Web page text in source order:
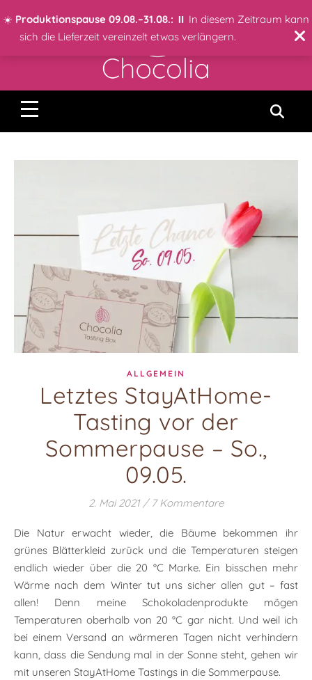
☀️ Produktionspause 09.08.–31.08.: ⏸️ In diesem Zeitraum kann
sich die Lieferzeit vereinzelt etwas verlängern.
ALLGEMEIN
Letztes StayAtHome-
Tasting vor der
Sommerpause – So.,
09.05.
2. Mai 2021 / 7 Kommentare
Die Natur erwacht wieder, die Bäume bekommen ihr
grünes Blätterkleid zurück und die Temperaturen steigen
endlich wieder über die 20 °C Marke. Ein bisschen mehr
Wärme nach dem Winter tut uns sicher allen gut – fast
allen! Denn meine Schokoladenprodukte mögen
Temperaturen oberhalb von 20 °C gar nicht. Und weil ich
bei einem Versand an wärmeren Tagen nicht verhindern
kann, dass die Sendung mal in der Sonne steht, gehen wir
mit unseren StayAtHome Tastings in die Sommerpause.